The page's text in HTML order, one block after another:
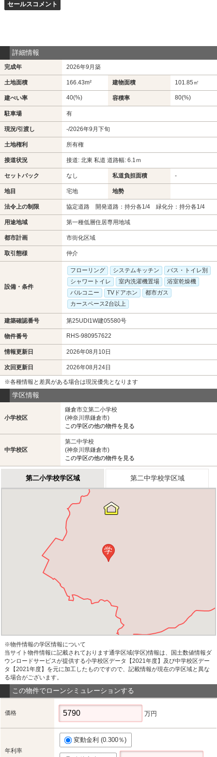
セールスコメント
詳細情報
完成年 2026年9月築
土地面積 166.43m² 建物面積 101.85㎡
建ぺい率 40(%) 容積率 80(%)
駐車場 有
現況/引渡し -/2026年9月下旬
土地権利 所有権
接道状況 接道: 北東 私道 道路幅: 6.1ｍ
セットバック なし 私道負担面積 -
地目 宅地 地勢
法令上の制限 協定道路 開発道路：持分各1/4 緑化分：持分各1/4
用途地域 第一種低層住居専用地域
都市計画 市街化区域
取引態様 仲介
設備・条件
フローリング システムキッチン
バス・トイレ別
シャワートイレ
室内洗濯機置場
浴室乾燥機
バルコニー
TVドアホン
都市ガス
カースペース2台以上
建築確認番号 第25UDI1W建05580号
物件番号 RHS-980957622
情報更新日 2026年08月10日
次回更新日 2026年08月24日
※各種情報と差異がある場合は現況優先となります
学区情報
小学校区
鎌倉市立第二小学校
(神奈川県鎌倉市)
この学区の他の物件を見る
中学校区
第二中学校
(神奈川県鎌倉市)
この学区の他の物件を見る
第二小学校学区域 第二中学校学区域
学
※物件情報の学区情報について
当サイト物件情報に記載されております通学区域(学区)情報は、国土数値情報ダ
ウンロードサービスが提供する小学校区データ【2021年度】及び中学校区デー
タ【2021年度】を元に加工したものですので、記載情報が現在の学区域と異な
る場合がございます。
この物件でローンシミュレーションする
価格 万円
年利率
変動金利 (0.300％)